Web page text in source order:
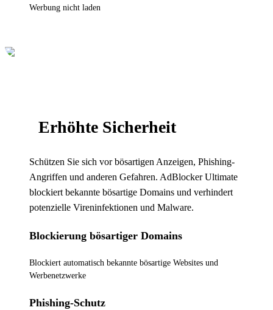
Werbung nicht laden
Erhöhte Sicherheit
Schützen Sie sich vor bösartigen Anzeigen, Phishing-
Angriffen und anderen Gefahren. AdBlocker Ultimate
blockiert bekannte bösartige Domains und verhindert
potenzielle Vireninfektionen und Malware.
Blockierung bösartiger Domains
Blockiert automatisch bekannte bösartige Websites und
Werbenetzwerke
Phishing-Schutz